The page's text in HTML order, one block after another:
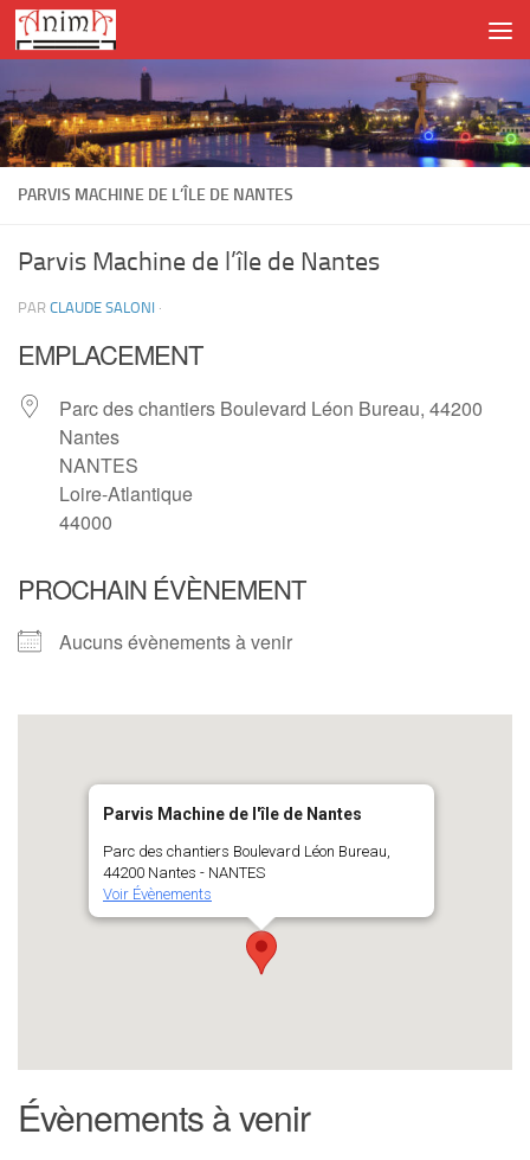
Skip to content
PARVIS MACHINE DE L’ÎLE DE NANTES
Parvis Machine de l’île de Nantes
PAR CLAUDE SALONI ·
EMPLACEMENT
Parc des chantiers Boulevard Léon Bureau, 44200
Nantes
NANTES
Loire-Atlantique
44000
PROCHAIN ÉVÈNEMENT
Aucuns évènements à venir
Parvis Machine de l'île de Nantes
Parc des chantiers Boulevard Léon Bureau,
44200 Nantes - NANTES
Voir Évènements
Évènements à venir